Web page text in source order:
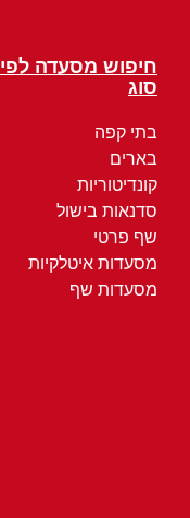
חיפוש מסעדה לפי
סוג
בתי קפה
בארים
קונדיטוריות
סדנאות בישול
שף פרטי
מסעדות איטלקיות
מסעדות שף